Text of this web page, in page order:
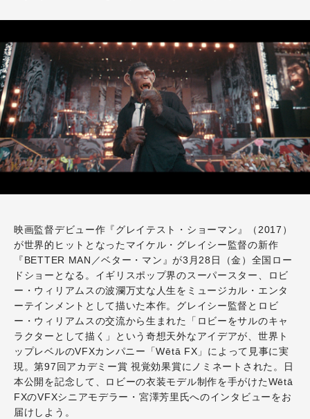
映画監督デビュー作『グレイテスト・ショーマン』（2017）
が世界的ヒットとなったマイケル・グレイシー監督の新作
『BETTER MAN／ベター・マン』が3月28日（金）全国ロー
ドショーとなる。イギリスポップ界のスーパースター、ロビ
ー・ウィリアムスの波瀾万丈な人生をミュージカル・エンタ
ーテインメントとして描いた本作。グレイシー監督とロビ
ー・ウィリアムスの交流から生まれた「ロビーをサルのキャ
ラクターとして描く」という奇想天外なアイデアが、世界ト
ップレベルのVFXカンパニー「Wētā FX」によって見事に実
現。第97回アカデミー賞 視覚効果賞にノミネートされた。日
本公開を記念して、ロビーの衣装モデル制作を手がけたWētā
FXのVFXシニアモデラー・宮澤芳里氏へのインタビューをお
届けしよう。